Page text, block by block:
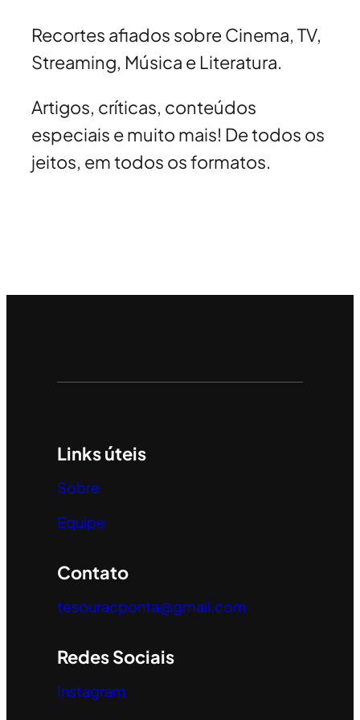
Recortes afiados sobre Cinema, TV,
Streaming, Música e Literatura.
Artigos, críticas, conteúdos
especiais e muito mais! De todos os
jeitos, em todos os formatos.
Links úteis
Sobre
Equipe
Contato
tesouracponta@gmail.com
Redes Sociais
Instagram